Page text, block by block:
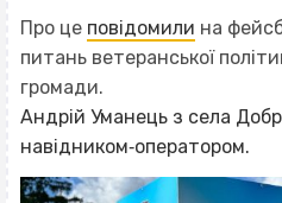
Про це повідомили на
питань ветеранської
громади.
Андрій Уманець з села
навідником‐оператором.